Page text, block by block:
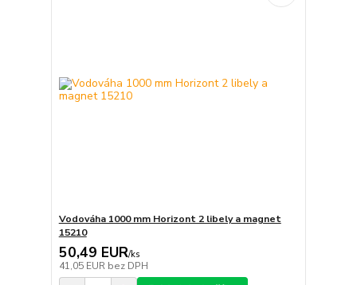
Vodováha 1000 mm Horizont 2 libely a magnet
15210
50,49 EUR/ks
41,05 EUR bez DPH